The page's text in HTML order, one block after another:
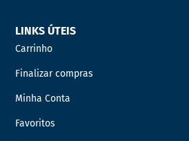
LINKS ÚTEIS
Carrinho
Finalizar compras
Minha Conta
Favoritos